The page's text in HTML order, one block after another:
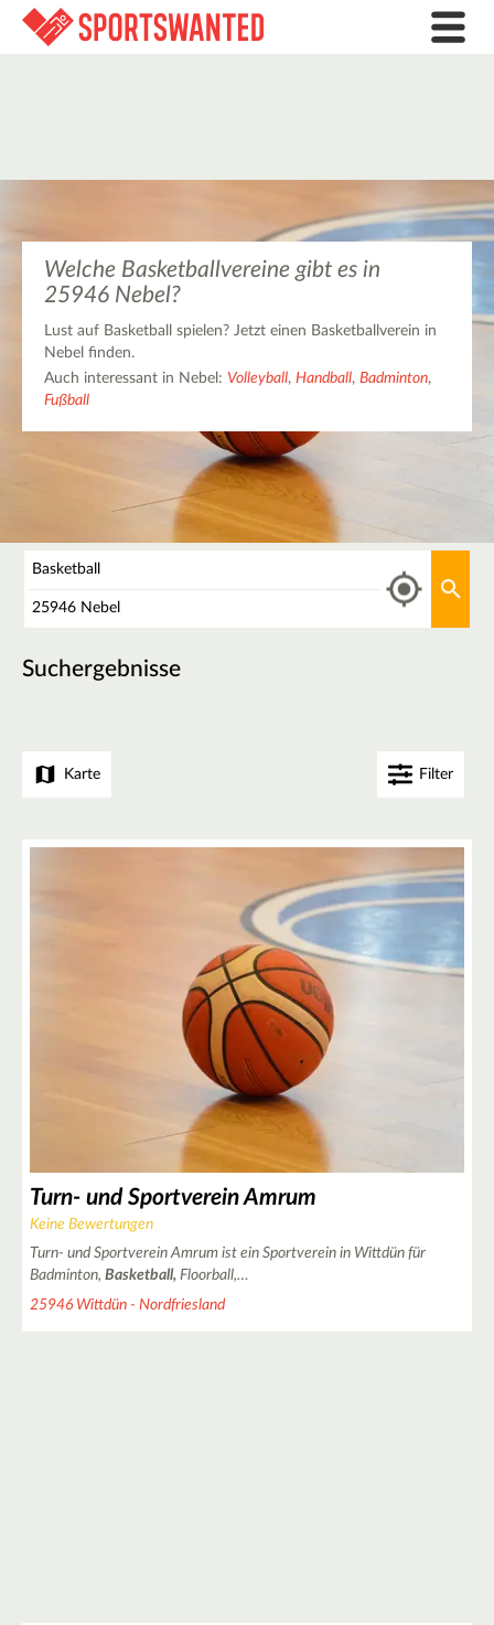
Welche Basketballvereine gibt es in
25946 Nebel?
Lust auf Basketball spielen? Jetzt einen Basketballverein in
Nebel finden.
Auch interessant in Nebel: Volleyball, Handball, Badminton,
Fußball
Suchergebnisse
Karte Filter
Turn- und Sportverein Amrum
Keine Bewertungen
Turn- und Sportverein Amrum ist ein Sportverein in Wittdün für
Badminton, Basketball, Floorball,…
25946 Wittdün - Nordfriesland